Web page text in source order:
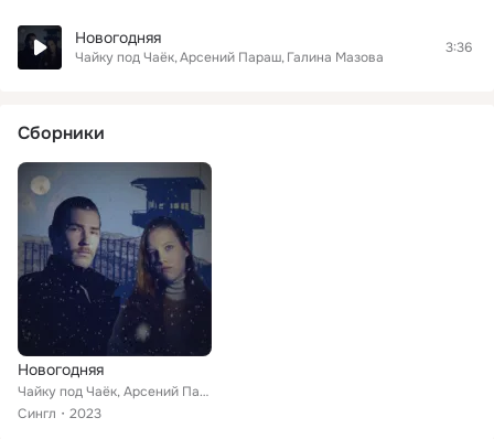
Новогодняя
Чайку под Чаёк Арсений Параш Галина Мазова
3:36
Сборники
Новогодняя
Чайку под Чаёк, Арсений Параш, Галина Мазова
Сингл
2023